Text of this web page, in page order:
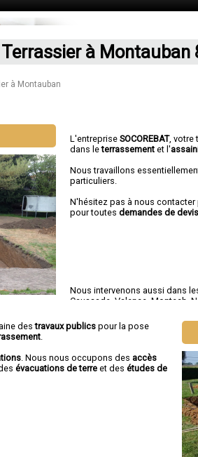
Terrassier à Montauban
à Montauban
L'entrepriseSOCOREBAT, votre
dans leterrassement et l'
Nous travaillons
particuliers.
N'hésitez pas à nous
pour toutesdemandes de
Nous intervenons aussi dans
Caussade ,Valence ,Montech ,
destravaux publics pour la pose
.
. Nous nous occupons des accès
évacuations de terre et des études de